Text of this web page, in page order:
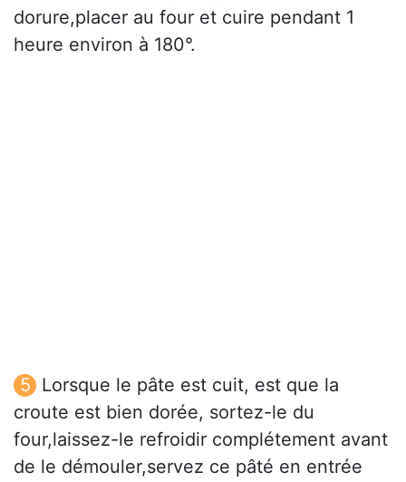
dorure,placer au four et cuire pendant 1
heure environ à 180°.
Lorsque le pâte est cuit, est que la
croute est bien dorée, sortez-le du
four,laissez-le refroidir complétement avant
de le démouler,servez ce pâté en entrée